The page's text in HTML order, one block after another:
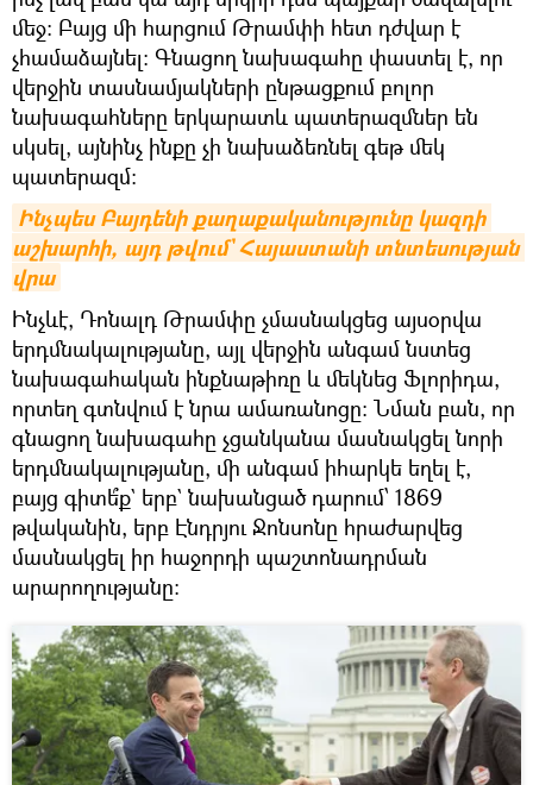
մեջ։ Բայց մի հարցում Թրամփի հետ դժվար է
չհամաձայնել։ Գնացող նախագահը փաստել է, որ
վերջին տասնամյակների ընթացքում բոլոր
նախագահները երկարատև պատերազմներ են
սկսել, այնինչ ինքը չի նախաձեռնել գեթ մեկ
պատերազմ։
Ինչպես Բայդենի քաղաքականությունը կազդի
աշխարհի, այդ թվում` Հայաստանի տնտեսության
վրա
Ինչևէ, Դոնալդ Թրամփը չմասնակցեց այսօրվա
երդմնակալությանը, այլ վերջին անգամ նստեց
նախագահական ինքնաթիռը և մեկնեց Ֆլորիդա,
որտեղ գտնվում է նրա ամառանոցը։ Նման բան, որ
գնացող նախագահը չցանկանա մասնակցել նորի
երդմնակալությանը, մի անգամ իհարկե եղել է,
բայց գիտե՞ք` երբ` նախանցած դարում՝ 1869
թվականին, երբ Էնդրյու Ջոնսոնը հրաժարվեց
մասնակցել իր հաջորդի պաշտոնադրման
արարողությանը։